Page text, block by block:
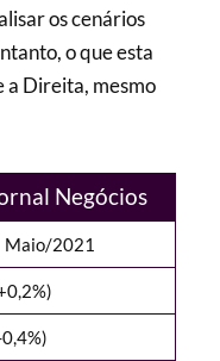
os cenários
o que esta
a Direita, mesmo
Negócios
Maio/2021